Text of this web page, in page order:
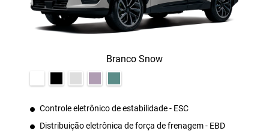
Branco Snow
Controle eletrônico de estabilidade - ESC
Distribuição eletrônica de força de frenagem - EBD